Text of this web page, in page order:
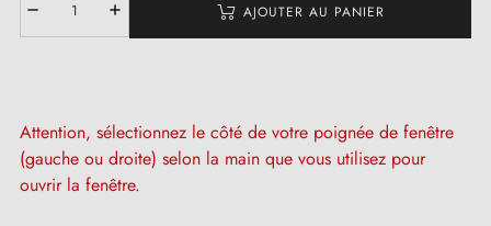
AJOUTER AU PANIER
Attention, sélectionnez le côté de votre poignée de fenêtre
(gauche ou droite) selon la main que vous utilisez pour
ouvrir la fenêtre.